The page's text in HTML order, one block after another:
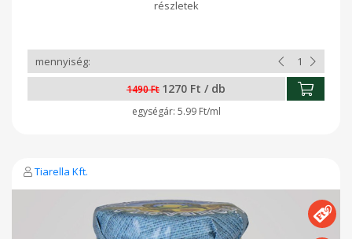
1490 Ft 1270 Ft / db
5.99 Ft/ml
Tiarella Kft.